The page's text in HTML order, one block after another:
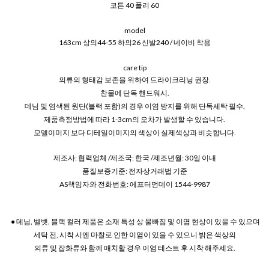
코튼 40 폴리 60
model
163cm 상의44-55 하의26 신발240 / 네이비 착용
care tip
의류의 형태감 보존을 위하여 드라이크리닝 권장.
찬물에 단독 핸드워시.
데님 및 염색된 원단(블랙 포함)의 경우 이염 방지를 위해 단독세탁 필수.
제품측정방법에 따라 1-3cm의 오차가 발생할 수 있습니다.
모델이미지 보다 디테일이미지의 색상이 실제색상과 비슷합니다.
제조사: 협력업체 /제조국: 한국 /제조년월: 30일 이내
품질보증기준: 전자상거래법 기준
AS책임자와 전화번호: 에프터먼데이 1544-9987
● 데님, 벨벳, 블랙 컬러 제품은 소재 특성 상 물빠짐 및 이염 현상이 있을 수 있으며
세탁 전, 시착 시엔 마찰로 인한 이염이 있을 수 있으니 밝은 색상의
의류 및 잡화류와 함께 매치할 경우 이염 테스트 후 시착 해주세요.